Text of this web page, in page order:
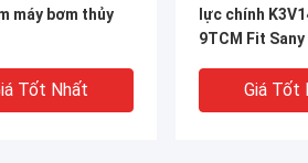
máy bơm thủy
Tốt Nhất
lực chính
9TCM Fit Sany
Giá Tốt